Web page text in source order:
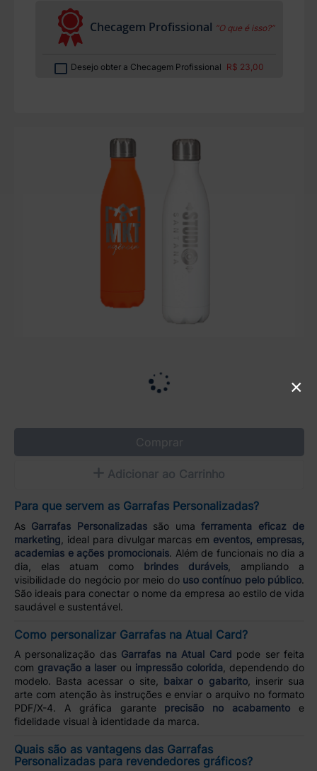
Checagem Profissional “O que é isso?”
Desejo obter a Checagem Profissional R$ 23,00
Comprar
Adicionar ao Carrinho
Para que servem as Garrafas Personalizadas?
As Garrafas Personalizadassão umaferramenta eficaz de
marketing , ideal para divulgar marcas em eventos, empresas,
academias e ações promocionais. Além de funcionais no dia a
dia, elas atuam como brindes duráveis , ampliando a
visibilidade do negócio por meio do uso contínuo pelo público.
São ideais para conectar o nome da empresa ao estilo de vida
saudável e sustentável.
Como personalizar Garrafas na Atual Card?
A personalização das Garrafas na Atual Card pode ser feita
com gravação a laserou impressão colorida, dependendo do
modelo. Basta acessar o site,
baixar o gabarito, inserir sua
arte com atenção às instruções e enviar o arquivo no formato
PDF/X-4. A gráfica garante precisão no acabamento e
fidelidade visual à identidade da marca.
Quais são as vantagens das Garrafas
Personalizadas para revendedores gráficos?
×